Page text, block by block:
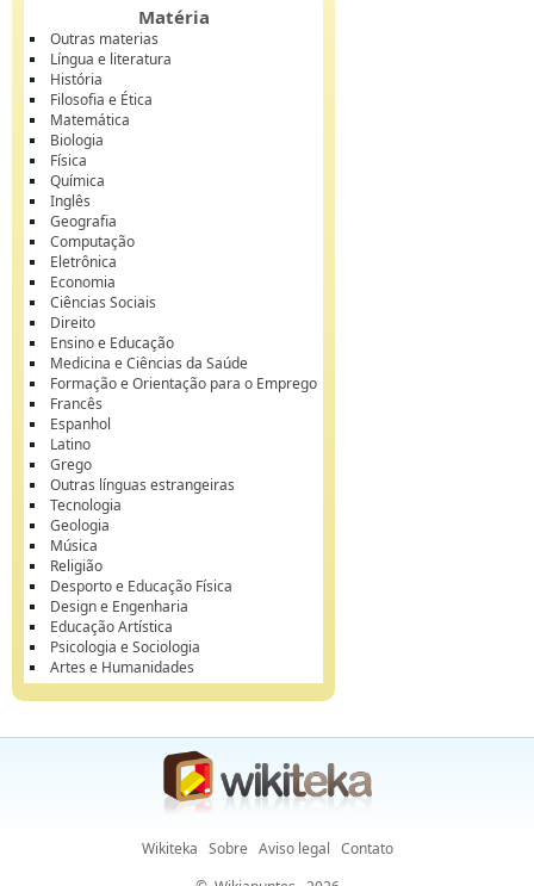
Matéria
Outras materias
Língua e literatura
História
Filosofia e Ética
Matemática
Biologia
Física
Química
Inglês
Geografia
Computação
Eletrônica
Economia
Ciências Sociais
Direito
Ensino e Educação
Medicina e Ciências da Saúde
Formação e Orientação para o Emprego
Francês
Espanhol
Latino
Grego
Outras línguas estrangeiras
Tecnologia
Geologia
Música
Religião
Desporto e Educação Física
Design e Engenharia
Educação Artística
Psicologia e Sociologia
Artes e Humanidades
Wikiteka Sobre Aviso legal Contato